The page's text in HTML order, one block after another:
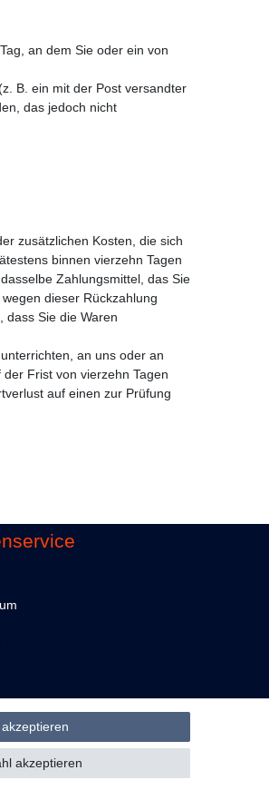
an dem Sie oder ein von
B. ein mit der Post versandter
das jedoch nicht
zusätzlichen Kosten, die sich
binnen vierzehn Tagen
Zahlungsmittel, das Sie
dieser Rückzahlung
dass Sie die Waren
an uns oder an
Frist von vierzehn Tagen
auf einen zur Prüfung
erklären
akzeptieren